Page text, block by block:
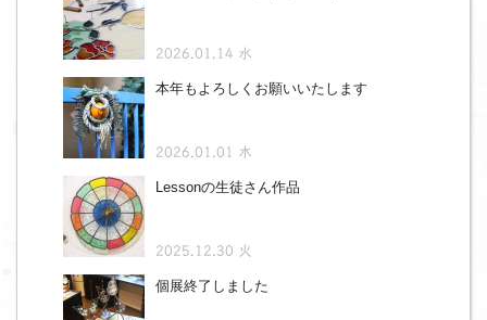
2026.01.14 水
本年もよろしくお願いいたします
2026.01.01 木
Lessonの生徒さん作品
2025.12.30 火
個展終了しました